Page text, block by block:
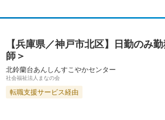
【兵庫県／神戸市北区】日勤のみ
師＞
北鈴蘭台あんしんすこやかセンター
社会福祉法人まなの会
転職支援サービス経由